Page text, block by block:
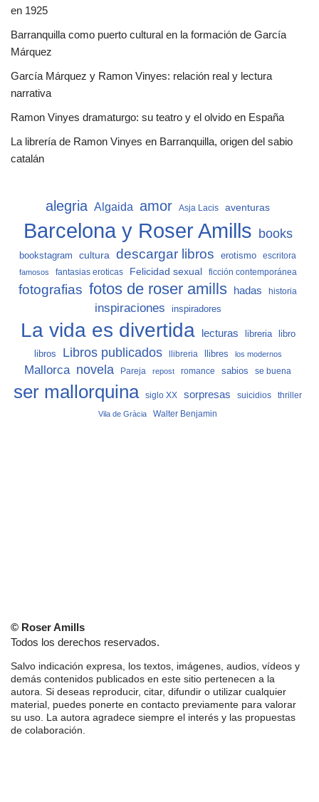
en 1925
Barranquilla como puerto cultural en la formación de García
Márquez
García Márquez y Ramon Vinyes: relación real y lectura
narrativa
Ramon Vinyes dramaturgo: su teatro y el olvido en España
La librería de Ramon Vinyes en Barranquilla, origen del sabio
catalán
alegria Algaida amor Asja Lacis aventuras
Barcelona y Roser Amills books
bookstagram cultura descargar libros erotismo escritora
famosos fantasias eroticas Felicidad sexual ficción contemporánea
fotografias fotos de roser amills hadas historia
inspiraciones inspiradores
La vida es divertida lecturas libreria
libro
libros
Libros publicados llibreria llibres los modernos
Mallorca novela Pareja repost romance sabios se buena
ser mallorquina siglo XX sorpresas suicidios thriller
Vila de Gràcia Walter Benjamin
© Roser Amills
Todos los derechos reservados.
Salvo indicación expresa, los textos, imágenes, audios, vídeos y
demás contenidos publicados en este sitio pertenecen a la
autora. Si deseas reproducir, citar, difundir o utilizar cualquier
material, puedes ponerte en contacto previamente para valorar
su uso. La autora agradece siempre el interés y las propuestas
de colaboración.